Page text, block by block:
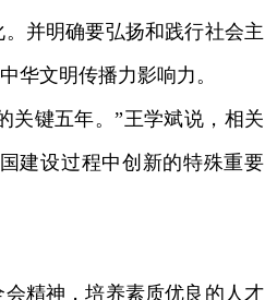
并明确要弘扬和践行社会主
华文明传播力影响力。
键五年。”王学斌说，相关
建设过程中创新的特殊重要
精神，培养素质优良的人才